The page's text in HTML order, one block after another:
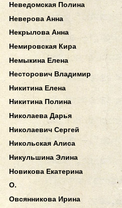
Неведомская Полина
Неверова Анна
Некрылова Анна
Немировская Кира
Немыкина Елена
Несторович Владимир
Никитина Елена
Никитина Полина
Николаева Дарья
Николаевич Сергей
Никольская Алиса
Никульшина Элина
Новикова Екатерина
О.
Овсянникова Ирина